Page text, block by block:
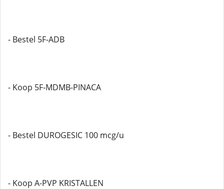
- Bestel 5F-ADB
- Koop 5F-MDMB-PINACA
- Bestel DUROGESIC 100 mcg/u
- Koop A-PVP KRISTALLEN